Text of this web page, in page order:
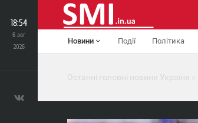
Новини Події Політика
18:54
6 авг
2026
Останні головні новини України